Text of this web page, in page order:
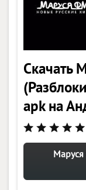
Скачать
apk на